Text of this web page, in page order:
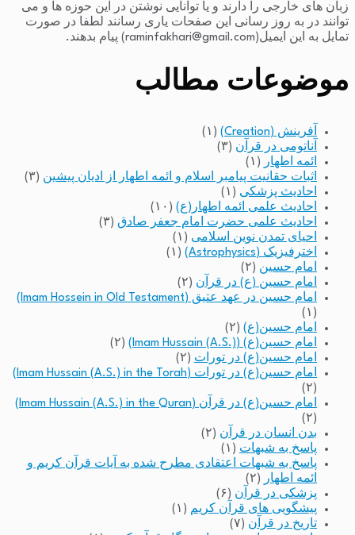
زبان های خارجی را دارند و یا توانایی نوشتن در این حوزه ها و می
توانند در به روز رسانی این صفحات یاری رسانند لطفا در صورت
تمایل به این ایمیل(raminfakhari@gmail.com) پیام بدهند.
موضوعات مطالب
آفرینش (Creation)
(۱)
آناتومی در قرآن (۳)
ائمه اطهار
(۱)
اثبات حقانیت پیامبر اسلام و ائمه اطهار از ادیان پیشین (۳)
احادیث پزشکی (۱)
احادیث علمی ائمه اطهار(ع) (۱۰)
احادیث علمی حضرت امام جعفر صادق (۳)
احیای تمدن نوین اسلامی (۱)
اخترفیزیک (Astrophysics)
(۱)
امام حسین (۲)
امام حسین (ع) در قرآن (۲)
امام حسین در عهد عتیق (Imam Hossein in Old Testament)
(۱)
امام حسین(ع) (۲)
امام حسین(ع) (Imam Hussain (A.S.))
(۲)
امام حسین(ع) در تورات (۲)
امام حسین(ع) در تورات (Imam Hussain (A.S.) in the Torah)
(۲)
امام حسین(ع) در قرآن (Imam Hussain (A.S.) in the Quran)
(۲)
بدن انسان در قرآن (۲)
پاسخ به شبهات (۱)
پاسخ به شبهات اعتقادی مطرح شده به آیات قرآن کریم و
ائمه اطهار
(۲)
پزشکی در قرآن (۶)
پیشگویی های قرآن کریم (۱)
تاریخ در قرآن (۷)